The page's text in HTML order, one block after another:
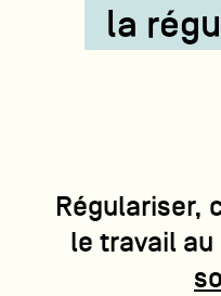
la
Régulariser,
le travail